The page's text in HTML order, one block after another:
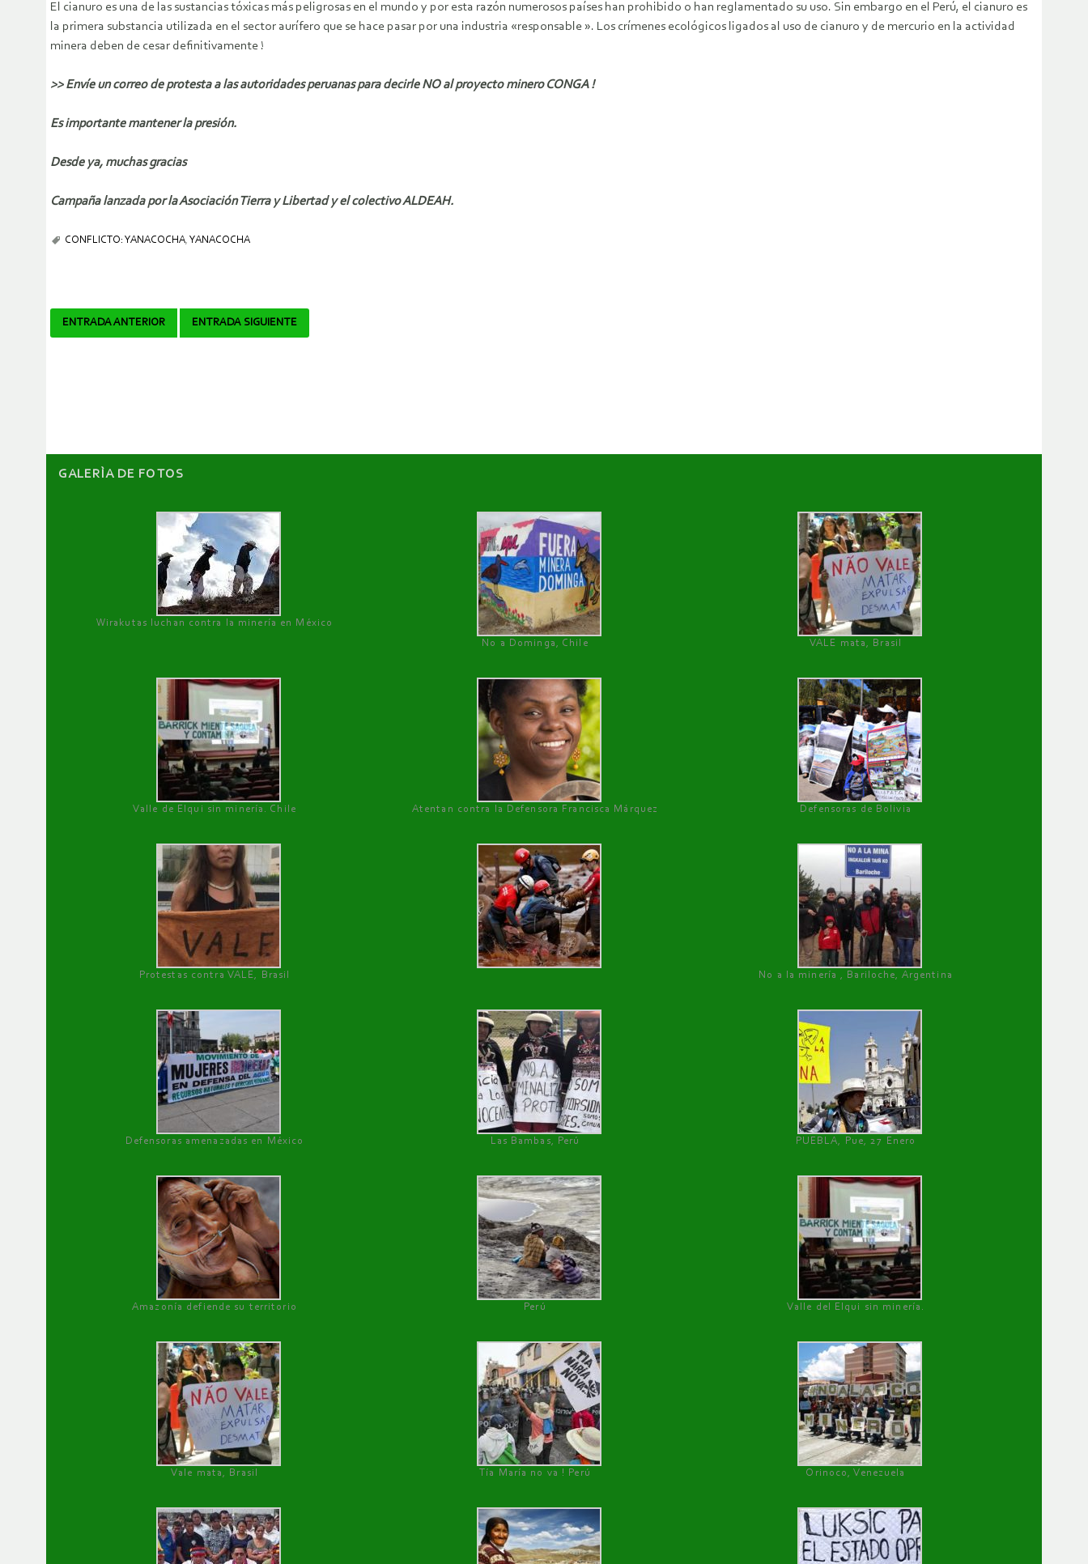
El cianuro es una de las sustancias tóxicas más peligrosas en el mundo y por esta razón numerosos países han prohibido o han reglamentado su uso. Sin embargo en el Perú, el cianuro es
la primera substancia utilizada en el sector aurífero que se hace pasar por una industria «responsable ». Los crímenes ecológicos ligados al uso de cianuro y de mercurio en la actividad
minera deben de cesar definitivamente !
>> Envíe un correo de protesta a las autoridades peruanas para decirle NO al proyecto minero CONGA !
Es importante mantener la presión.
Desde ya, muchas gracias
Campaña lanzada por la Asociación Tierra y Libertad y el colectivo ALDEAH.
CONFLICTO: YANACOCHA, YANACOCHA
Navegador
ENTRADA ANTERIOR ENTRADA SIGUIENTE
GALERÌA DE FOTOS
Wirakutas luchan contra la minería en México
No a Dominga, Chile
VALE mata, Brasil
Valle de Elqui sin minería. Chile Atentan contra la Defensora Francisca Márquez Defensoras de Bolivia
Protestas contra VALE, Brasil No a la minería , Bariloche, Argentina
Defensoras amenazadas en México Las Bambas, Perú PUEBLA, Pue, 27 Enero
Amazonía defiende su territorio Perú Valle del Elqui sin minería.
Vale mata, Brasil Tía María no va ! Perú Orinoco, Venezuela